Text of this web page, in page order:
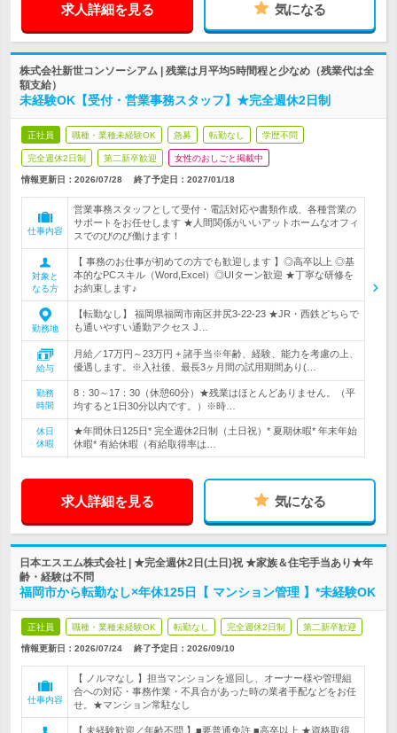
求人詳細を見る 気になる
株式会社新世コンソーシアム | 残業は月平均5時間程と少なめ（残業代は全
額支給）
未経験OK【受付・営業事務スタッフ】★完全週休2日制
正社員 職種・業種未経験OK 急募 転勤なし 学歴不問
完全週休2日制 第二新卒歓迎 女性のおしごと掲載中
情報更新日：2026/07/28 終了予定日： 2027/01/18
仕事内容
営業事務スタッフとして受付・電話対応や書類作成、各種営業の
サポートをお任せします ★人間関係がいいアットホームなオフィ
スでのびのび働けます！
対象と
なる方
【 事務のお仕事が初めての方でも歓迎します 】◎高卒以上 ◎基
本的なPCスキル（Word,Excel）◎UIターン歓迎 ★丁寧な研修を
お約束します♪
勤務地
【転勤なし】 福岡県福岡市南区井尻3-22-23 ★JR・西鉄どちらで
も通いやすい通勤アクセス J…
給与
月給／17万円～23万円 + 諸手当※年齢、経験、能力を考慮の上、
優遇します。※入社後、最長3ヶ月間の試用期間あり(…
勤務
時間
8：30～17：30（休憩60分）★残業はほとんどありません。（平
均すると1日30分以内です。）※時…
休日
休暇
★年間休日125日* 完全週休2日制（土日祝）* 夏期休暇* 年末年始
休暇* 有給休暇（有給取得率は…
求人詳細を見る 気になる
日本エスエム株式会社 | ★完全週休2日(土日)祝 ★家族＆住宅手当あり★年
齢・経験は不問
福岡市から転勤なし×年休125日【 マンション管理 】*未経験OK
正社員 職種・業種未経験OK 転勤なし 完全週休2日制 第二新卒歓迎
情報更新日：2026/07/24 終了予定日： 2026/09/10
仕事内容
【 ノルマなし 】担当マンションを巡回し、オーナー様や管理組
合への対応・事務作業・不具合があった時の業者手配などをお任
せ。★マンション常駐なし
【 未経験歓迎／年齢不問 】■要普通免許 ■高卒以上 ★資格取得